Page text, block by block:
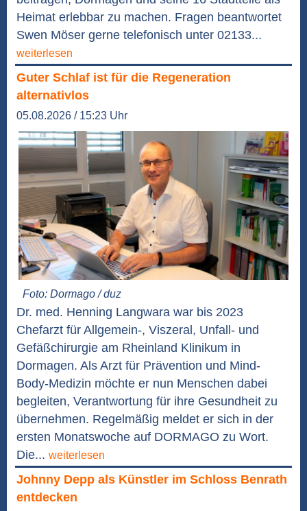
Heimat erlebbar zu machen. Fragen beantwortet
Swen Möser gerne telefonisch unter 02133...
weiterlesen
Guter Schlaf ist für die Regeneration
alternativlos
05.08.2026 / 15:23 Uhr
Foto: Dormago / duz
Dr. med. Henning Langwara war bis 2023
Chefarzt für Allgemein-, Viszeral, Unfall- und
Gefäßchirurgie am Rheinland Klinikum in
Dormagen. Als Arzt für Prävention und Mind-
Body-Medizin möchte er nun Menschen dabei
begleiten, Verantwortung für ihre Gesundheit zu
übernehmen. Regelmäßig meldet er sich in der
ersten Monatswoche auf DORMAGO zu Wort.
Die... weiterlesen
Johnny Depp als Künstler im Schloss Benrath
entdecken